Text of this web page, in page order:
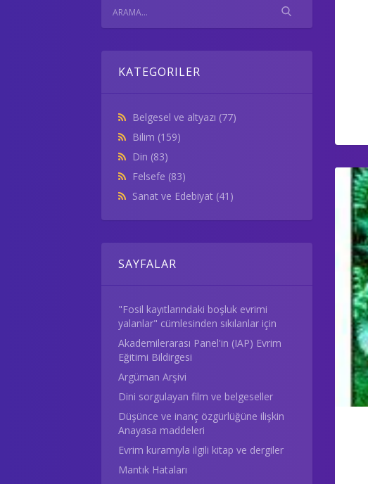
KATEGORILER
Belgesel ve altyazı (77)
Bilim (159)
Din (83)
Felsefe (83)
Sanat ve Edebiyat (41)
SAYFALAR
"Fosil kayıtlarındaki boşluk evrimi
yalanlar" cümlesinden sıkılanlar için
Akademilerarası Panel'in (IAP) Evrim
Eğitimi Bildirgesi
Argüman Arşivi
Dini sorgulayan film ve belgeseller
Düşünce ve inanç özgürlüğüne ilişkin
Anayasa maddeleri
Evrim kuramıyla ilgili kitap ve dergiler
Mantık Hataları